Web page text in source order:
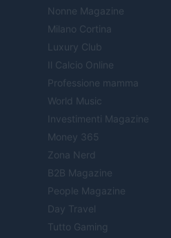
Nonne Magazine
Milano Cortina
Luxury Club
Il Calcio Online
Professione mamma
World Music
Investimenti Magazine
Money 365
Zona Nerd
B2B Magazine
People Magazine
Day Travel
Tutto Gaming